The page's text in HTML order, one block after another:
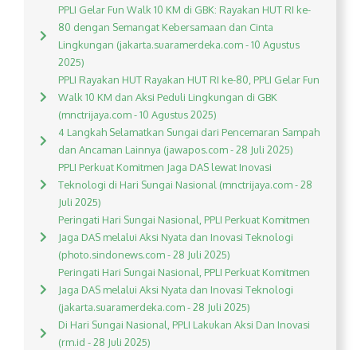
PPLI Gelar Fun Walk 10 KM di GBK: Rayakan HUT RI ke-
80 dengan Semangat Kebersamaan dan Cinta
Lingkungan (jakarta.suaramerdeka.com - 10 Agustus
2025)
PPLI Rayakan HUT Rayakan HUT RI ke-80, PPLI Gelar Fun
Walk 10 KM dan Aksi Peduli Lingkungan di GBK
(mnctrijaya.com - 10 Agustus 2025)
4 Langkah Selamatkan Sungai dari Pencemaran Sampah
dan Ancaman Lainnya (jawapos.com - 28 Juli 2025)
PPLI Perkuat Komitmen Jaga DAS lewat Inovasi
Teknologi di Hari Sungai Nasional (mnctrijaya.com - 28
Juli 2025)
Peringati Hari Sungai Nasional, PPLI Perkuat Komitmen
Jaga DAS melalui Aksi Nyata dan Inovasi Teknologi
(photo.sindonews.com - 28 Juli 2025)
Peringati Hari Sungai Nasional, PPLI Perkuat Komitmen
Jaga DAS melalui Aksi Nyata dan Inovasi Teknologi
(jakarta.suaramerdeka.com - 28 Juli 2025)
Di Hari Sungai Nasional, PPLI Lakukan Aksi Dan Inovasi
(rm.id - 28 Juli 2025)